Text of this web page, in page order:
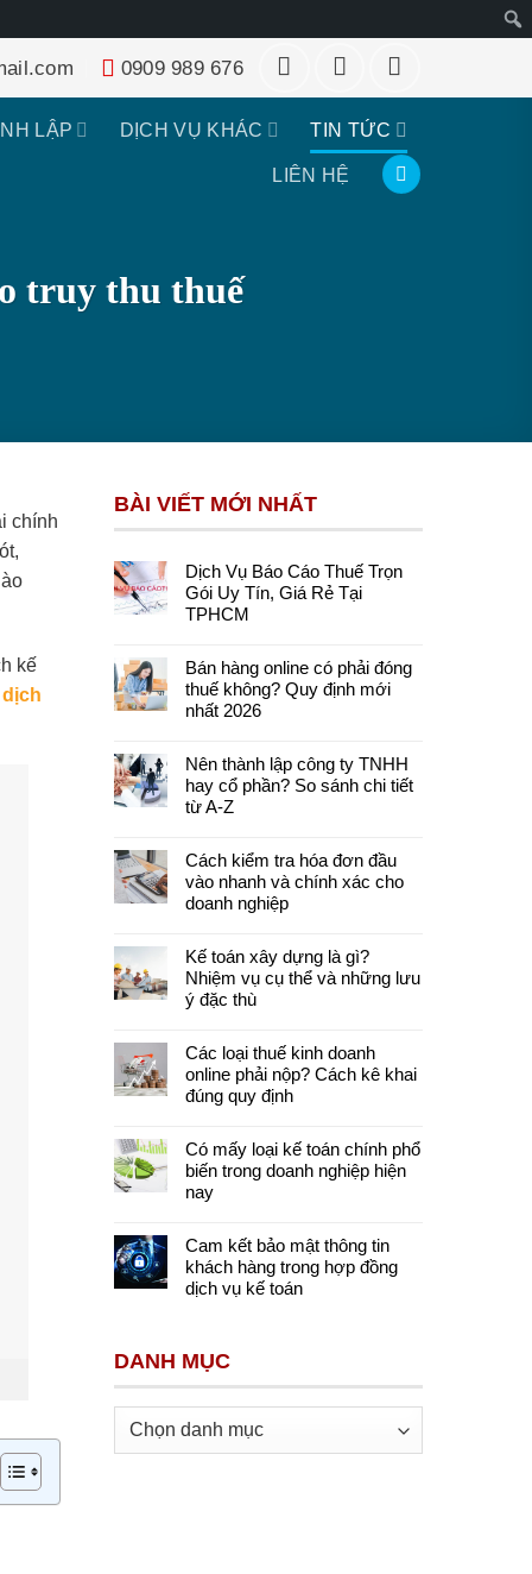
kiếm
0909 989 676
LẬP DỊCH VỤ KHÁC TIN TỨC
LIÊN HỆ
truy thu thuế
chính
kế
dịch
BÀI VIẾT MỚI NHẤT
Dịch Vụ Báo Cáo Thuế Trọn
Gói Uy Tín, Giá Rẻ Tại
TPHCM
Bán hàng online có phải đóng
thuế không? Quy định mới
nhất 2026
Nên thành lập công ty TNHH
hay cổ phần? So sánh chi tiết
từ A-Z
Cách kiểm tra hóa đơn đầu
vào nhanh và chính xác cho
doanh nghiệp
Kế toán xây dựng là gì?
Nhiệm vụ cụ thể và những lưu
ý đặc thù
Các loại thuế kinh doanh
online phải nộp? Cách kê khai
đúng quy định
Có mấy loại kế toán chính phổ
biến trong doanh nghiệp hiện
nay
Cam kết bảo mật thông tin
khách hàng trong hợp đồng
dịch vụ kế toán
DANH MỤC
Danh